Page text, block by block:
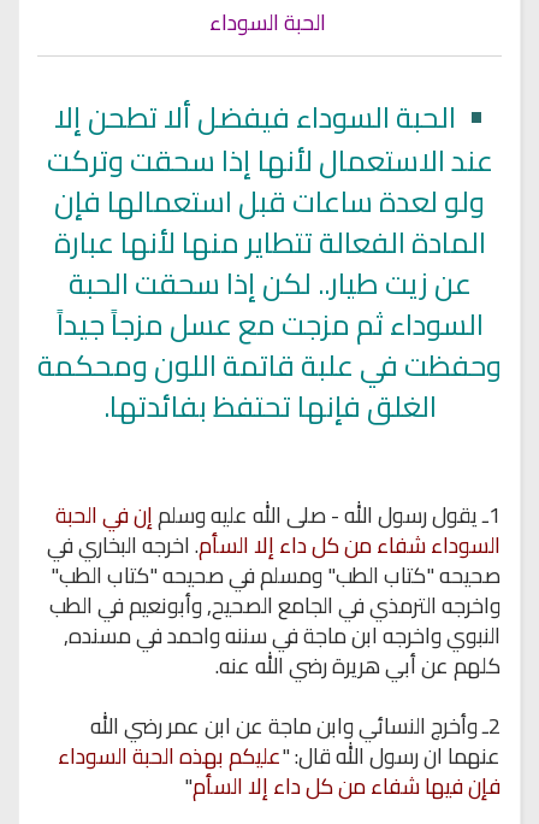
الحبة السوداء
• الحبة السوداء فيفضل ألا تطحن إلا
عند الاستعمال لأنها إذا سحقت وتركت
ولو لعدة ساعات قبل استعمالها فإن
المادة الفعالة تتطاير منها لأنها عبارة
عن زيت طيار.. لكن إذا سحقت الحبة
السوداء ثم مزجت مع عسل مزجاً جيداً
وحفظت في علبة قاتمة اللون ومحكمة
الغلق فإنها تحتفظ بفائدتها.
1ـ يقولرسول الله - صلى الله عليه وسلمإن في الحبة
السوداء شفاء من كل داء إلا السأم.اخرجهالبخاري في
صحيحه"كتاب الطب" ومسلم فيصحيحه"كتاب الطب"
واخرجهالترمذي في الجامع الصحيح,وأبونعيمفي الطب
النبويواخرجهابن ماجة في سننه واحمد في مسنده,
كلهم عن أبي هريرة رضي الله عنه.
2ـ وأخرج النسائي وابن ماجة عن ابن عمر رضي الله
عنهما انرسول الله قال: "عليكم بهذه الحبة السوداء
فإن فيها شفاء منكل داء إلا السأم"